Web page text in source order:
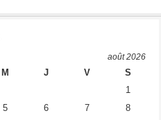
août 2026
M J V
S
1
5 6 7
8